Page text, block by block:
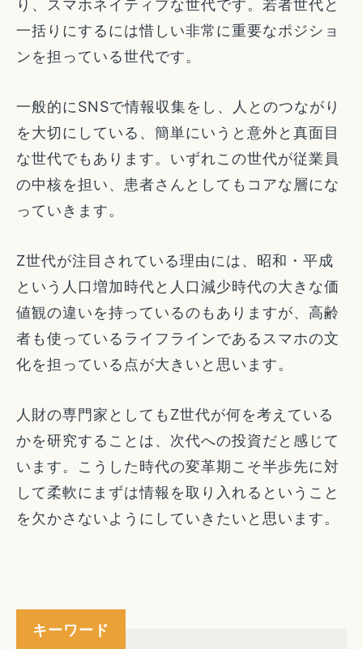
り、スマホネイティブな世代です。若者世代と
一括りにするには惜しい非常に重要なポジショ
ンを担っている世代です。
一般的にSNSで情報収集をし、人とのつながり
を大切にしている、簡単にいうと意外と真面目
な世代でもあります。いずれこの世代が従業員
の中核を担い、患者さんとしてもコアな層にな
っていきます。
Z世代が注目されている理由には、昭和・平成
という人口増加時代と人口減少時代の大きな価
値観の違いを持っているのもありますが、高齢
者も使っているライフラインであるスマホの文
化を担っている点が大きいと思います。
人財の専門家としてもZ世代が何を考えている
かを研究することは、次代への投資だと感じて
います。こうした時代の変革期こそ半歩先に対
して柔軟にまずは情報を取り入れるということ
を欠かさないようにしていきたいと思います。
キーワード